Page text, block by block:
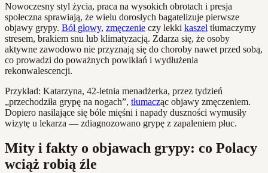
Nowoczesny styl życia, praca na wysokich obrotach i presja
społeczna sprawiają, że wielu dorosłych bagatelizuje pierwsze
objawy grypy. Ból głowy, zmęczenie czy lekki kaszel tłumaczymy
stresem, brakiem snu lub klimatyzacją. Zdarza się, że osoby
aktywne zawodowo nie przyznają się do choroby nawet przed sobą,
co prowadzi do poważnych powikłań i wydłużenia
rekonwalescencji.
Przykład: Katarzyna, 42-letnia menadżerka, przez tydzień
„przechodziła grypę na nogach”, tłumacząc objawy zmęczeniem.
Dopiero nasilające się bóle mięśni i napady duszności wymusiły
wizytę u lekarza — zdiagnozowano grypę z zapaleniem płuc.
Mity i fakty o objawach grypy: co Polacy
wciąż robią źle